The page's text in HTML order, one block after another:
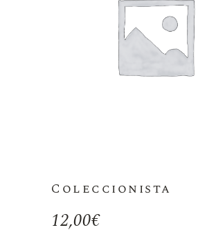
Coleccionista
12,00€